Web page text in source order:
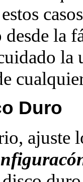
la
la
Duro
ajuste